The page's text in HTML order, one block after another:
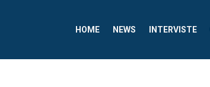
HOME NEWS INTERVISTE